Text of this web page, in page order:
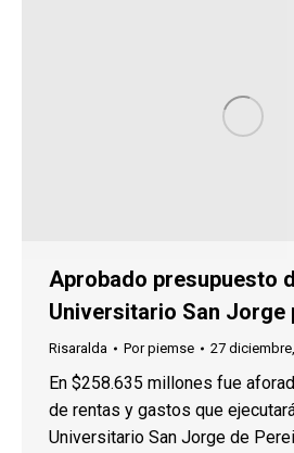
Aprobado presupuesto
Universitario San Jorge
Risaralda Porpiemse 27
En $258.635 millones fue
de rentas y gastos que
Universitario San Jorge de